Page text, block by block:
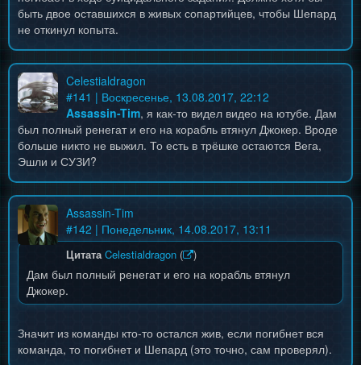
быть двое оставшихся в живых сопартийцев, чтобы Шепард
не откинул копыта.
Celestialdragon
#141 | Воскресенье, 13.08.2017, 22:12
Assassin-Tim, я как-то видел видео на ютубе. Дам
был полный ренегат и его на корабль втянул Джокер. Вроде
больше никто не выжил. То есть в трёшке остаются Вега,
Эшли и СУЗИ?
Assassin-Tim
#142 | Понедельник, 14.08.2017, 13:11
Цитата Celestialdragon ( )
Дам был полный ренегат и его на корабль втянул
Джокер.
Значит из команды кто-то остался жив, если погибнет вся
команда, то погибнет и Шепард (это точно, сам проверял).